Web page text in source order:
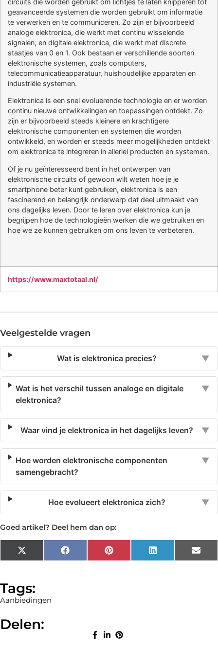
geavanceerde systemen die worden gebruikt om informatie
te verwerken en te communiceren. Zo zijn er bijvoorbeeld
analoge elektronica, die werkt met continu wisselende
signalen, en digitale elektronica, die werkt met discrete
staatjes van 0 en 1. Ook bestaan er verschillende soorten
elektronische systemen, zoals computers,
telecommunicatieapparatuur, huishoudelijke apparaten en
industriële systemen.
Elektronica is een snel evoluerende technologie en er worden
continu nieuwe ontwikkelingen en toepassingen ontdekt. Zo
zijn er bijvoorbeeld steeds kleinere en krachtigere
elektronische componenten en systemen die worden
ontwikkeld, en worden er steeds meer mogelijkheden ontdekt
om elektronica te integreren in allerlei producten en systemen.
Of je nu geïnteresseerd bent in het ontwerpen van
elektronische circuits of gewoon wilt weten hoe je je
smartphone beter kunt gebruiken, elektronica is een
fascinerend en belangrijk onderwerp dat deel uitmaakt van
ons dagelijks leven. Door te leren over elektronica kun je
begrijpen hoe de technologieën werken die we gebruiken en
hoe we ze kunnen gebruiken om ons leven te verbeteren.
https://www.maxtotaal.nl/
Veelgestelde vragen
Wat is elektronica precies? ▼
Wat is het verschil tussen analoge en digitale
elektronica?
▼
Waar vind je elektronica in het dagelijks leven? ▼
Hoe worden elektronische componenten
samengebracht?
▼
Hoe evolueert elektronica zich? ▼
Goed artikel? Deel hem dan op:
X
(Twitter)
Facebook Pinterest LinkedIn
Tags:
Aanbiedingen
Delen: